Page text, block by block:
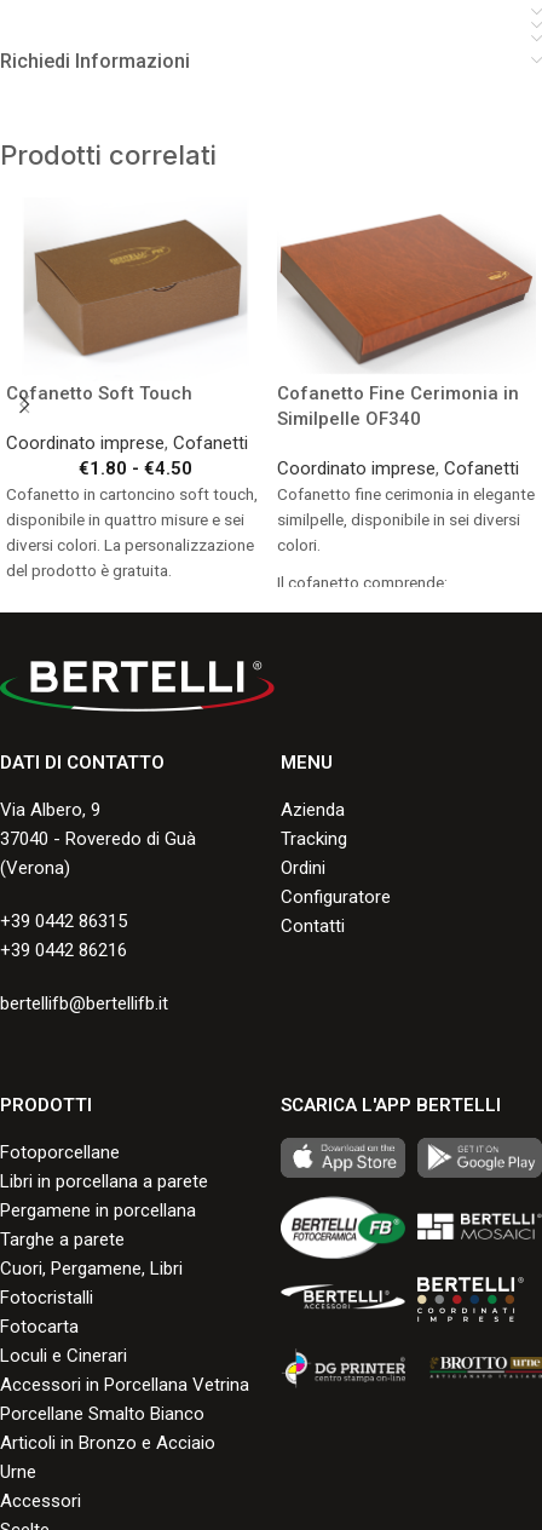
Richiedi Informazioni
Prodotti correlati
Cofanetto Soft Touch
Coordinato imprese, Cofanetti
€1.80 - €4.50
Cofanetto in cartoncino soft touch,
disponibile in quattro misure e sei
diversi colori. La personalizzazione
del prodotto è gratuita.
Quantità minima 25 pz.
Cofanetto Fine Cerimonia in
Similpelle OF340
Coordinato imprese, Cofanetti
Cofanetto fine cerimonia in elegante
similpelle, disponibile in sei diversi
colori.
Il cofanetto comprende:
Consulta i formati disponibili.
DATI DI CONTATTO
Via Albero, 9
37040 - Roveredo di Guà
(Verona)
+39 0442 86315
+39 0442 86216
bertellifb@bertellifb.it
MENU
Azienda
Tracking
Ordini
Configuratore
Contatti
PRODOTTI
Fotoporcellane
Libri in porcellana a parete
Pergamene in porcellana
Targhe a parete
Cuori, Pergamene, Libri
Fotocristalli
Fotocarta
Loculi e Cinerari
Accessori in Porcellana Vetrina
Porcellane Smalto Bianco
Articoli in Bronzo e Acciaio
Urne
Accessori
SCARICA L'APP BERTELLI